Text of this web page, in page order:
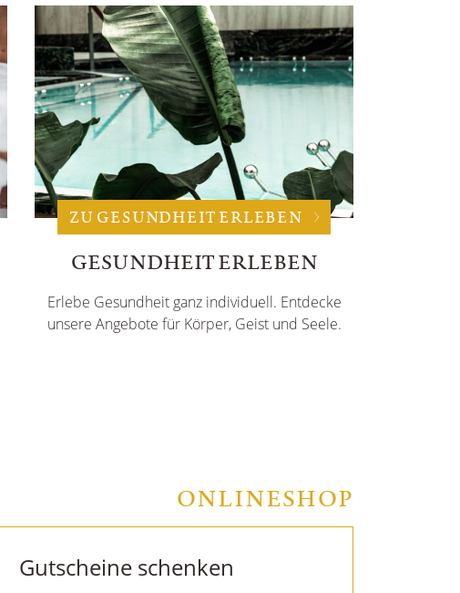
ZU GESUNDHEIT ERLEBEN
GESUNDHEIT ERLEBEN
Erlebe Gesundheit ganz individuell. Entdecke
unsere Angebote für Körper, Geist und Seele.
ONLINESHOP
BLUPHORIA